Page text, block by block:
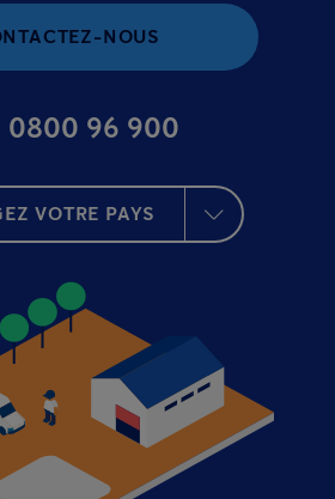
NOUS
0800 96 900
VOTRE PAYS